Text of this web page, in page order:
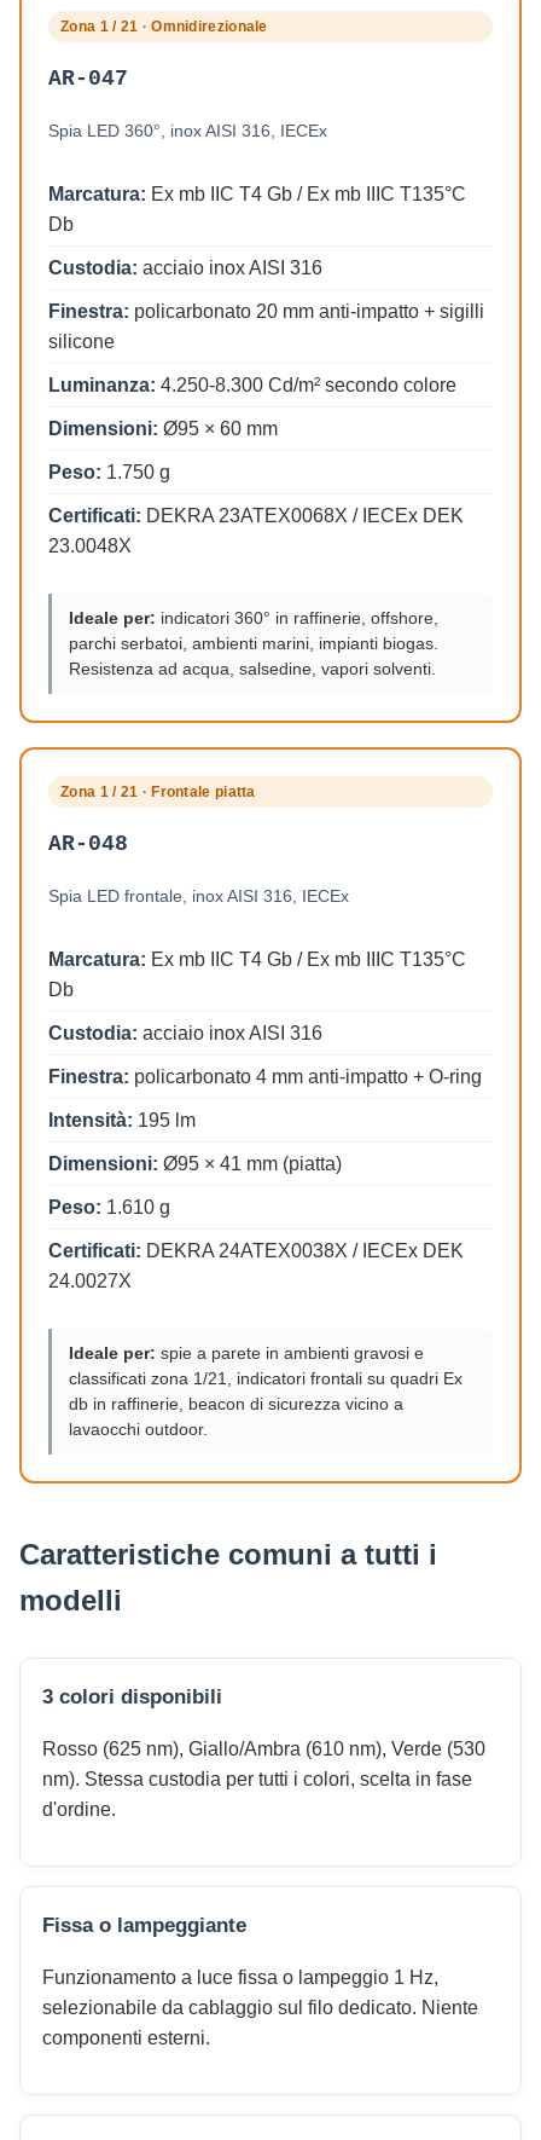
Zona 1 / 21 · Omnidirezionale
AR-047
Spia LED 360°, inox AISI 316, IECEx
Marcatura: Ex mb IIC T4 Gb / Ex mb IIIC T135°C
Db
Custodia: acciaio inox AISI 316
Finestra: policarbonato 20 mm anti-impatto + sigilli
silicone
Luminanza: 4.250-8.300 Cd/m² secondo colore
Dimensioni: Ø95 × 60 mm
Peso: 1.750 g
Certificati: DEKRA 23ATEX0068X / IECEx DEK
23.0048X
Ideale per: indicatori 360° in raffinerie, offshore,
parchi serbatoi, ambienti marini, impianti biogas.
Resistenza ad acqua, salsedine, vapori solventi.
Zona 1 / 21 · Frontale piatta
AR-048
Spia LED frontale, inox AISI 316, IECEx
Marcatura: Ex mb IIC T4 Gb / Ex mb IIIC T135°C
Db
Custodia: acciaio inox AISI 316
Finestra: policarbonato 4 mm anti-impatto + O-ring
Intensità: 195 lm
Dimensioni: Ø95 × 41 mm (piatta)
Peso: 1.610 g
Certificati: DEKRA 24ATEX0038X / IECEx DEK
24.0027X
Ideale per: spie a parete in ambienti gravosi e
classificati zona 1/21, indicatori frontali su quadri Ex
db in raffinerie, beacon di sicurezza vicino a
lavaocchi outdoor.
Caratteristiche comuni a tutti i
modelli
3 colori disponibili
Rosso (625 nm), Giallo/Ambra (610 nm), Verde (530
nm). Stessa custodia per tutti i colori, scelta in fase
d'ordine.
Fissa o lampeggiante
Funzionamento a luce fissa o lampeggio 1 Hz,
selezionabile da cablaggio sul filo dedicato. Niente
componenti esterni.